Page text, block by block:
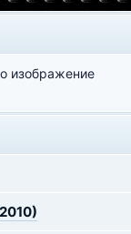
изображение